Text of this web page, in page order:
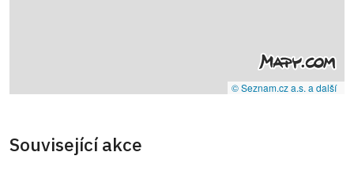
© Seznam.cz a.s. a další
Související akce